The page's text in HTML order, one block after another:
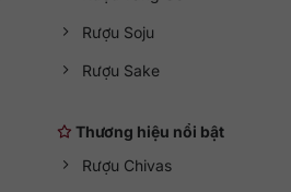
Rượu Soju
Rượu Sake
Thương hiệu nổi bật
Rượu Chivas